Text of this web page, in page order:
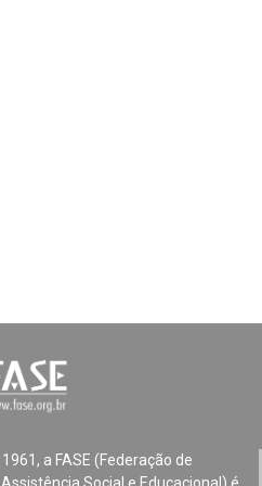
a FASE (Federação de